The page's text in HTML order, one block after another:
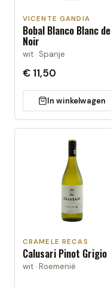
VICENTE GANDIA
Bobal Blanco Blanc de
Noir
wit · Spanje
€ 11,50
In winkelwagen
CRAMELE RECAS
Calusari Pinot Grigio
wit · Roemenië